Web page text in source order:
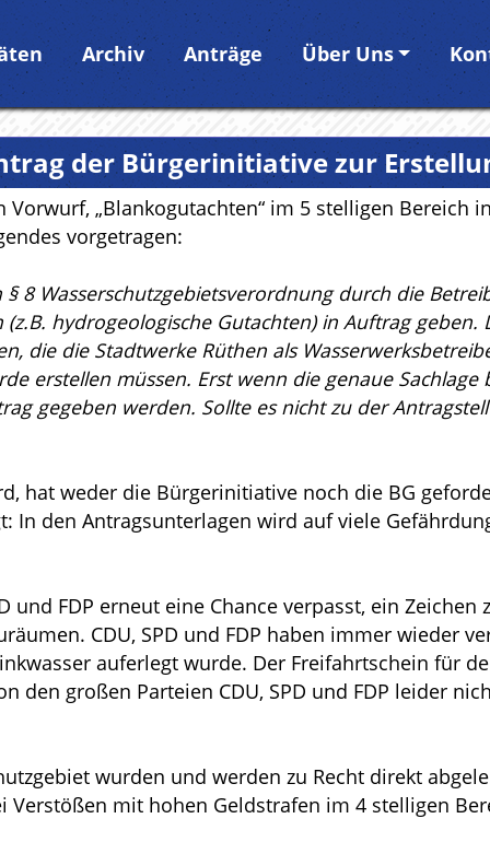
Archiv Anträge Über Uns
der Bürgerinitiative zur
Vorwurf, „Blankogutachten“ im 5 stelligen Bereich
vorgetragen:
8 Wasserschutzgebietsverordnung durch die
hydrogeologische Gutachten) in Auftrag
die die Stadtwerke Rüthen als
erstellen müssen. Erst wenn die genaue Sachlage
gegeben werden. Sollte es nicht zu der
hat weder die Bürgerinitiative noch die BG
In den Antragsunterlagen wird auf viele
und FDP erneut eine Chance verpasst, ein
CDU, SPD und FDP haben immer wieder
auferlegt wurde. Der Freifahrtschein für
den großen Parteien CDU, SPD und FDP leider
wurden und werden zu Recht direkt
Verstößen mit hohen Geldstrafen im 4 stelligen